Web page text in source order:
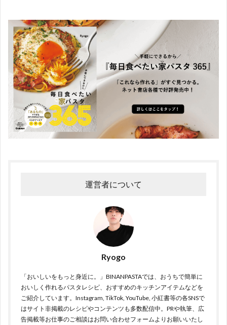
運営者について
Ryogo
「おいしいをもっと身近に。」BINANPASTAでは、おうちで簡単に
おいしく作れるパスタレシピ、おすすめのキッチンアイテムなどを
ご紹介しています。Instagram, TikTok, YouTube, 小紅書等の各SNSで
はサイト非掲載のレシピやコンテンツも多数配信中。PRや執筆、広
告掲載等お仕事のご相談はお問い合わせフォームよりお願いいたし